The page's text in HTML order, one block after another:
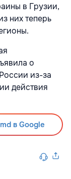
в Грузии,
них теперь
о
из-за
действия
в Google